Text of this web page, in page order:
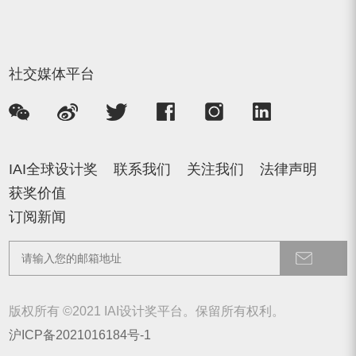
社交媒体平台
IAI全球设计奖 联系我们 关注我们
法律声明
获奖价值
订阅新闻
版权所有 ©2021 IAI设计奖平台。保留所有权利。
沪ICP备2021016184号-1